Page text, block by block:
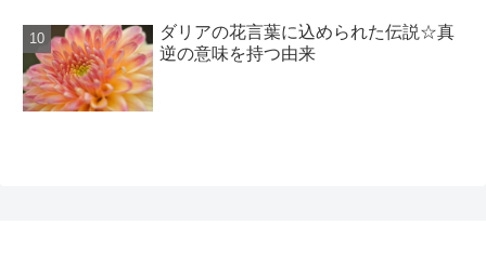
ダリアの花言葉に込められた伝説☆真
逆の意味を持つ由来